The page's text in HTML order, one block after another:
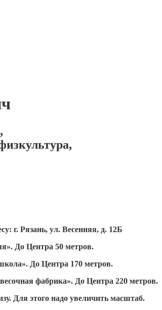
г. Рязань, ул. Весенняя, д. 12Б
До Центра 50 метров.
До Центра 170 метров.
фабрика». До Центра 220 метров.
Для этого надо увеличить масштаб.